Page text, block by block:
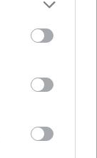
may click to
tags to
below Google